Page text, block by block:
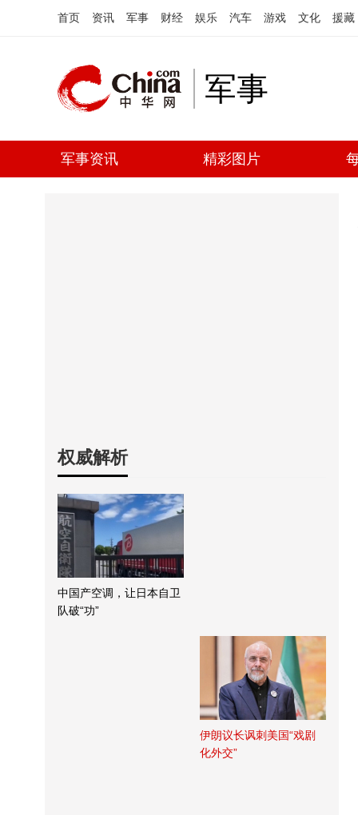
首页 资讯 军事 财经 娱乐 汽车 游戏 文化 援藏
军事
军事资讯 精彩图片
权威解析
中国产空调，让日本自卫
队破“功”
伊朗议长讽刺美国“戏剧
化外交”